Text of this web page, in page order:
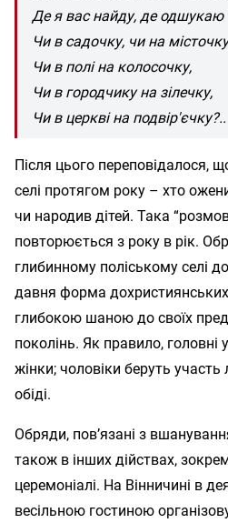
Де я вас найду, де одшукаю
Чи в садочку, чи на
Чи в полі на колосочку,
Чи в городчику на зілечку,
Чи в церкві на подвір'єчку?..
Після цього переповідалося,
селі протягом року – хто
чи народив дітей. Така
повторюється з року в рік.
глибинному поліському селі
давня форма
глибокою шаною до своїх
поколінь. Як правило, головні
жінки; чоловіки беруть
обіді.
Обряди, пов’язані з
також в інших дійствах,
церемоніалі. На Вінничині в
весільною гостиною